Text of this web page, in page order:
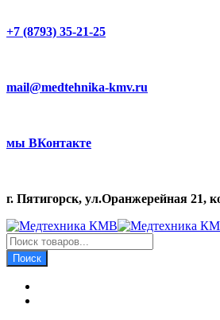
+7 (8793) 35-21-25
mail@medtehnika-kmv.ru
мы ВКонтакте
г. Пятигорск, ул.Оранжерейная 21,
Поиск
товаров
Поиск